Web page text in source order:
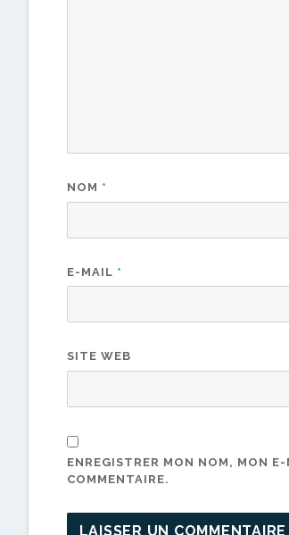
NOM *
E-MAIL *
SITE WEB
ENREGISTRER MON NOM, MON
COMMENTAIRE.